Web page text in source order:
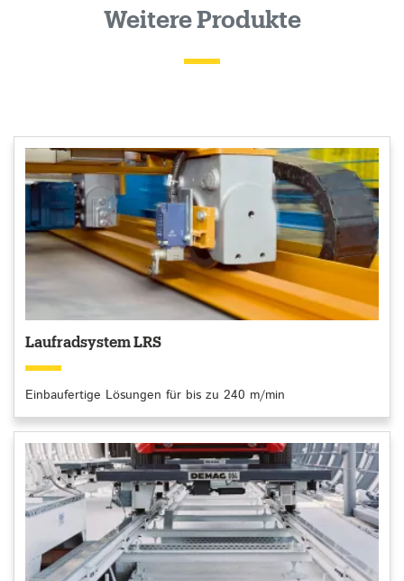
Weitere Produkte
Laufradsystem LRS
Einbaufertige Lösungen für bis zu 240 m/min